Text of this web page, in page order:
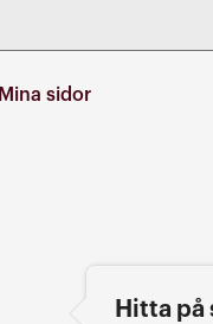
Mina sidor
Mina Sidor
Hitta på